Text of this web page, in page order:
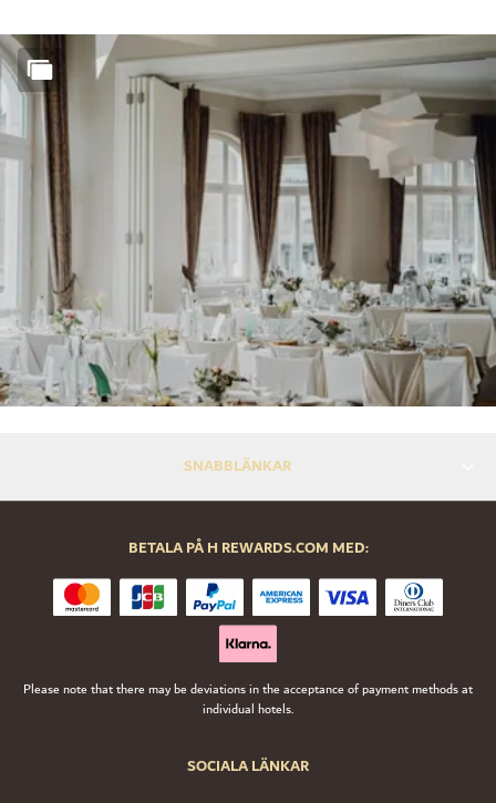
SNABBLÄNKAR
SOCIALA LÄNKAR
BETALA PÅ H REWARDS.COM MED:
Please note that there may be deviations in the acceptance of payment methods at
individual hotels.